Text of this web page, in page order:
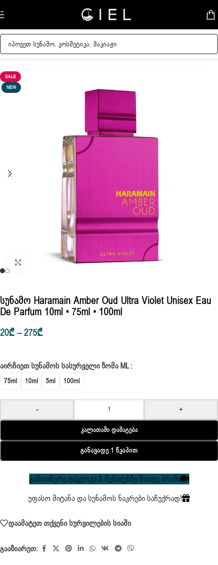
Skip to navigation
მთავარი/ქალის სუნამოები
SALE
NEW
Click to enlarge
Სუნამო Haramain Amber Oud Ultra Violet Unisex Eau
De Parfum 10ml • 75ml • 100ml
20₾–275₾
ᲐᲘᲠᲩᲘᲔᲗ ᲡᲣᲜᲐᲛᲝᲡ ᲡᲐᲡᲣᲠᲕᲔᲚᲘ ᲖᲝᲛᲐ ML
75ml 10ml 5ml 100ml
- +
Კალათაში Დამატება
Განავადე 1 Წკაპით
გამოიწერე ტიკტოკი & შენაძენზე მიიღე პრიზი
უფასო მიტანა და სუნამოს ნაკრები საჩუქრად!
დაამატეთ თქვენი სურვილების სიაში
გააზიარეთ: